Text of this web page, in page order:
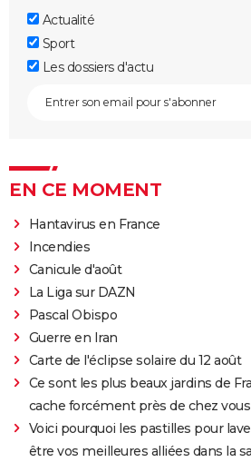
Actualité
Sport
Les dossiers d'actu
EN CE MOMENT
Hantavirus en France
Incendies
Canicule d'août
La Liga sur DAZN
Pascal Obispo
Guerre en Iran
Carte de l'éclipse solaire du 12 août
Ce sont les plus beaux jardins de
cache forcément près de chez vous
Voici pourquoi les pastilles pour
être vos meilleures alliées dans la